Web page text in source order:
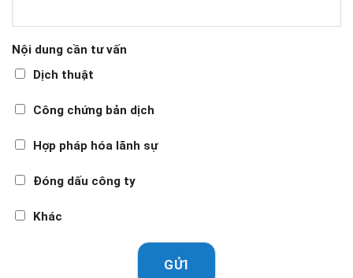
Nội dung cần tư vấn
Dịch thuật
Công chứng bản dịch
Hợp pháp hóa lãnh sự
Đóng dấu công ty
Khác
GỬI